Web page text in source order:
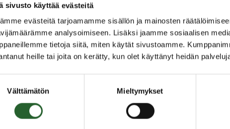
sivusto käyttää evästeitä
evästeitä tarjoamamme sisällön ja mainosten
analysoimiseen. Lisäksi jaamme sosiaalisen
tietoja siitä, miten käytät sivustoamme.
heille tai joita on kerätty, kun olet käyttänyt heidän
Välttämätön Mieltymykset
aukioloajat
Uutuusluettelo
Puolangan kirjastoon hankitut uutuudet on